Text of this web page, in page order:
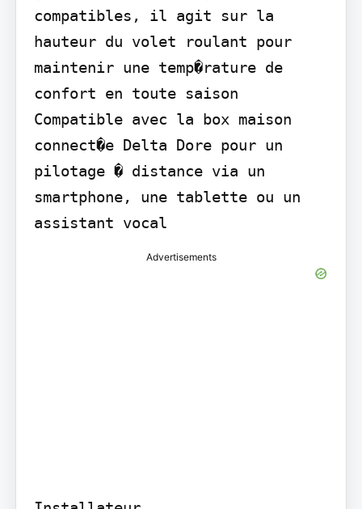
compatibles, il agit sur la
hauteur du volet roulant pour
maintenir une temp�rature de
confort en toute saison
Compatible avec la box maison
connect�e Delta Dore pour un
pilotage � distance via un
smartphone, une tablette ou un
assistant vocal
Advertisements